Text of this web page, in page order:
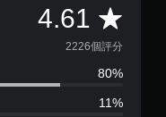
4.61 平
均
評
2226個評分
80%
11%